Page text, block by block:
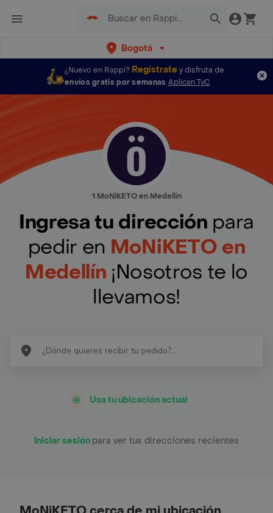
Bogotá
¿Nuevo en Rappi? Regístratey disfruta de
envíos gratis por semanas Aplican TyC
1 MoNiKETO en Medellín
Ingresa tu dirección para
pedir en MoNiKETO en
Medellín ¡Nosotros te lo
llevamos!
Usa tu ubicación actual
Iniciar sesión para ver tus direcciones recientes